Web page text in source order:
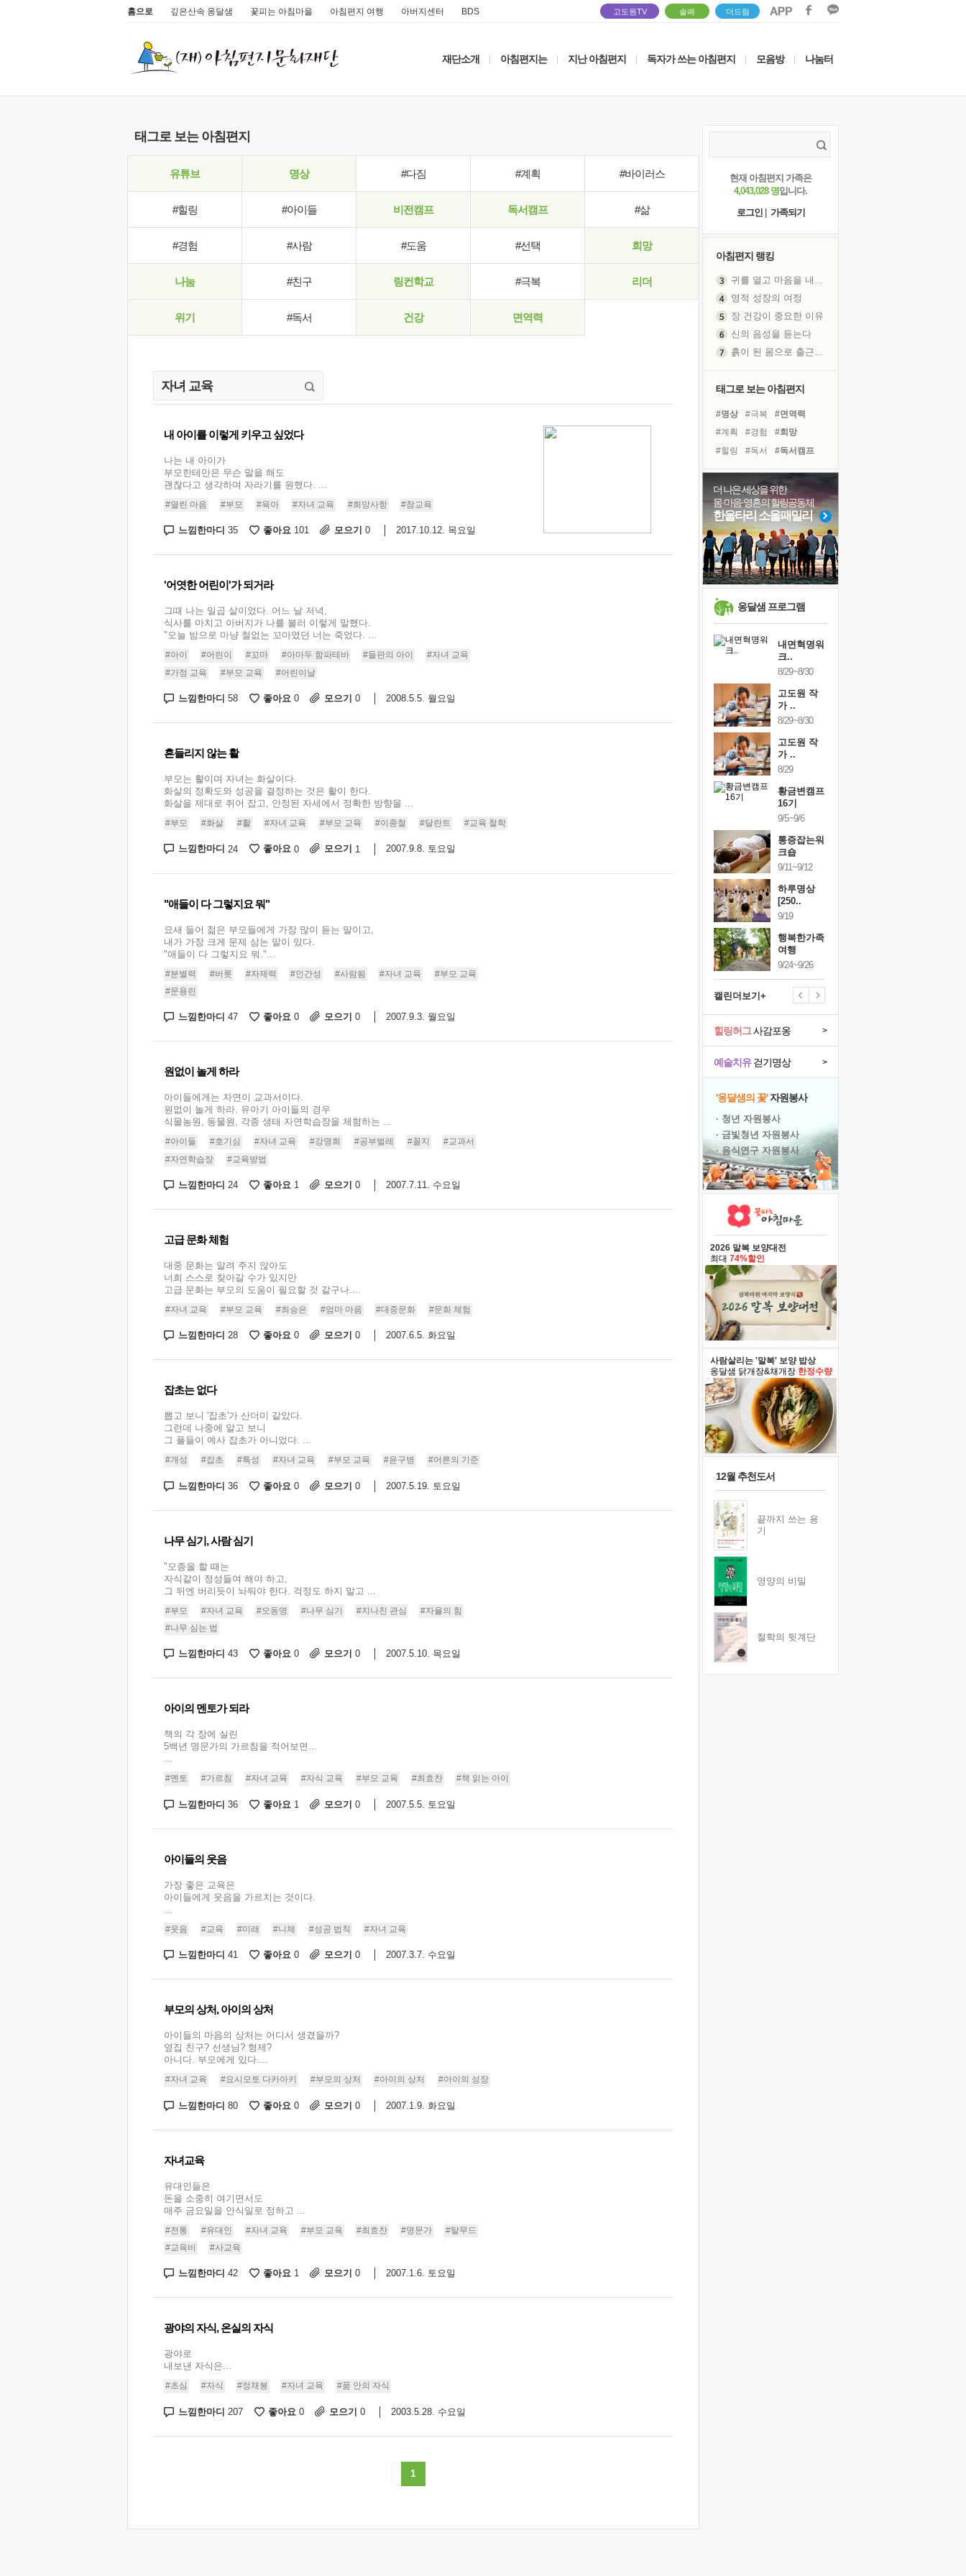
홈으로 깊은산속 옹달샘 꽃피는 아침마을 아침편지 여행 아버지센터 BDS 고도원TV 솔패 더드림
재단소개 아침편지는 지난 아침편지 독자가 쓰는 아침편지 모음방 나눔터
태그로 보는 아침편지
유튜브 명상 #다짐 #계획 #바이러스
#힐링 #아이들 비전캠프 독서캠프 #삶
#경험 #사람 #도움 #선택 희망
나눔 #친구 링컨학교 #극복 리더
위기 #독서 건강 면역력
내 아이를 이렇게 키우고 싶었다
나는 내 아이가
부모한테만은 무슨 말을 해도
괜찮다고 생각하며 자라기를 원했다. ...
#열린 마음 #부모 #육아 #자녀 교육 #희망사항 #참교육
느낌한마디 35 좋아요 101 모으기 0 2017.10.12. 목요일
'어엿한 어린이'가 되거라
그때 나는 일곱 살이었다. 어느 날 저녁,
식사를 마치고 아버지가 나를 불러 이렇게 말했다.
"오늘 밤으로 마냥 철없는 꼬마였던 너는 죽었다. ...
#아이 #어린이 #꼬마 #아마두 함파테바 #들판의 아이
#자녀 교육
#가정 교육
#부모 교육 #어린이날
느낌한마디 58 좋아요 0 모으기 0 2008.5.5. 월요일
흔들리지 않는 활
부모는 활이며 자녀는 화살이다.
화살의 정확도와 성공을 결정하는 것은 활이 한다.
화살을 제대로 쥐어 잡고, 안정된 자세에서 정확한 방향을 ...
#부모 #화살 #활 #자녀 교육 #부모 교육 #이종철 #달란트 #교육 철학
느낌한마디 24 좋아요 0 모으기 1 2007.9.8. 토요일
"애들이 다 그렇지요 뭐"
요새 들어 젊은 부모들에게 가장 많이 듣는 말이고,
내가 가장 크게 문제 삼는 말이 있다.
"애들이 다 그렇지요 뭐."...
#분별력 #버릇 #자제력 #인간성 #사람됨 #자녀 교육
#부모 교육
#문용린
느낌한마디 47 좋아요 0 모으기 0 2007.9.3. 월요일
원없이 놀게 하라
아이들에게는 자연이 교과서이다.
원없이 놀게 하라. 유아기 아이들의 경우
식물농원, 동물원, 각종 생태 자연학습장을 체험하는 ...
#아이들 #호기심 #자녀 교육 #강명희 #공부벌레 #꼴지
#교과서
#자연학습장
#교육방법
느낌한마디 24 좋아요 1 모으기 0 2007.7.11. 수요일
고급 문화 체험
대중 문화는 알려 주지 않아도
너희 스스로 찾아갈 수가 있지만
고급 문화는 부모의 도움이 필요할 것 같구나....
#자녀 교육 #부모 교육 #최승은 #엄마 마음 #대중문화 #문화 체험
느낌한마디 28 좋아요 0 모으기 0 2007.6.5. 화요일
잡초는 없다
뽑고 보니 '잡초'가 산더미 같았다.
그런데 나중에 알고 보니
그 풀들이 예사 잡초가 아니었다. ...
#개성 #잡초 #특성 #자녀 교육 #부모 교육 #윤구병 #어른의 기준
느낌한마디 36 좋아요 0 모으기 0 2007.5.19. 토요일
나무 심기, 사람 심기
"모종을 할 때는
자식같이 정성들여 해야 하고,
그 뒤엔 버리듯이 놔둬야 한다. 걱정도 하지 말고 ...
#부모 #자녀 교육 #오동명 #나무 심기 #지나친 관심
#자율의 힘
#나무 심는 법
느낌한마디 43 좋아요 0 모으기 0 2007.5.10. 목요일
아이의 멘토가 되라
책의 각 장에 실린
5백년 명문가의 가르침을 적어보면...
...
#멘토 #가르침 #자녀 교육 #자식 교육 #부모 교육 #최효찬 #책 읽는 아이
느낌한마디 36 좋아요 1 모으기 0 2007.5.5. 토요일
아이들의 웃음
가장 좋은 교육은
아이들에게 웃음을 가르치는 것이다.
#웃음 #교육 #미래 #니체 #성공 법칙 #자녀 교육
느낌한마디 41 좋아요 0 모으기 0 2007.3.7. 수요일
부모의 상처, 아이의 상처
아이들의 마음의 상처는 어디서 생겼을까?
옆집 친구? 선생님? 형제?
아니다. 부모에게 있다....
#자녀 교육 #요시모토 다카아키 #부모의 상처 #아이의 상처 #아이의 성장
느낌한마디 80 좋아요 0 모으기 0 2007.1.9. 화요일
자녀교육
유대인들은
돈을 소중히 여기면서도
매주 금요일을 안식일로 정하고 ...
#전통 #유대인 #자녀 교육 #부모 교육 #최효찬 #명문가
#탈무드
#교육비
#사교육
느낌한마디 42 좋아요 1 모으기 0 2007.1.6. 토요일
광야의 자식, 온실의 자식
광야로
내보낸 자식은...
#초심 #자식 #정채봉 #자녀 교육 #품 안의 자식
느낌한마디 207 좋아요 0 모으기 0 2003.5.28. 수요일
1
현재 아침편지 가족은
4,043,028 명입니다.
로그인
가족되기
아침편지 랭킹
귀를 열고 마음을 내어주고
영적 성장의 여정
장 건강이 중요한 이유
신의 음성을 듣는다
흙이 된 몸으로 출근하는 여자
졸업식 사진을 보며
극심한 변비, 어깨결림, 수면 장애
아픈 아버지를 위한 공간 설계
슬럼프
보고 싶은 어머니
유년 시절의 부산 영도 바다
못된 꼰대들
희망이란
'모른다'는 것
태그로 보는 아침편지
#명상 #극복
#면역력
#계획
#경험
#희망
#힐링
#독서
#독서캠프
#아이들
#바이러스
#도움
#유튜브
#친구
#선택
#다짐
#건강
#나눔
#위기
#삶
#비전캠프
#사람
더 나은 세상을 위한
몸·마음·영혼의 힐링공동체
한울타리 소울패밀리
옹달샘 프로그램
10/17~10/18
내면혁명워
크..
8/29~8/30
고도원 작
가 ..
8/29~8/30
고도원 작
가 ..
8/29
황금변캠프
16기
9/5~9/6
통증잡는워
크숍
9/11~9/12
하루명상
[250..
9/19
행복한가족
여행
9/24~9/26
캘린더보기+
예술치유걷기명상 >
힐링허그사감포옹 >
'옹달샘의 꽃'자원봉사
· 청년 자원봉사
· 금빛청년 자원봉사
· 음식연구 자원봉사
2026 말복 보양대전
최대 74%할인
사람살리는 '말복' 보양 밥상
옹달샘 닭개장&채개장 한정수량
12월 추천도서
끝까지 쓰는 용
기
영양의 비밀
철학의 뒷계단